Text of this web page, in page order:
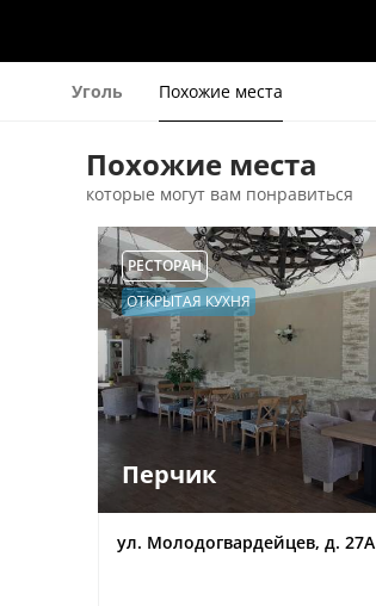
Уголь Похожие места
Похожие места
которые могут вам понравиться
РЕСТОРАН
ОТКРЫТАЯ КУХНЯ
Перчик
ул. Молодогвардейцев, д. 27А